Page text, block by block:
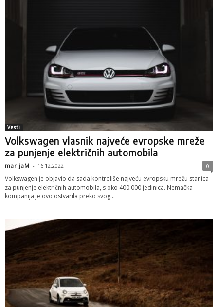
Vesti
Volkswagen vlasnik najveće evropske mreže
za punjenje električnih automobila
marijaM - 16.12.2022 0
Volkswagen je objavio da sada kontroliše najveću evropsku mrežu stanica
za punjenje električnih automobila, s oko 400.000 jedinica. Nemačka
kompanija je ovo ostvarila preko svog...